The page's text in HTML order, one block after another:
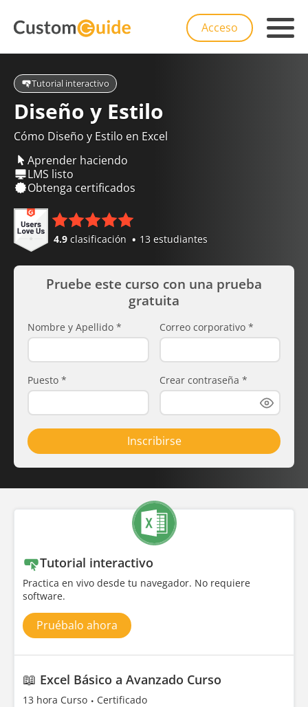
Acceso
Tutorial interactivo
Diseño y Estilo
Cómo Diseño y Estilo en Excel
Aprender haciendo
LMS listo
Obtenga certificados
4.9 clasificación 13 estudiantes
Pruebe este curso con una prueba
gratuita
Nombre y Apellido * Correo corporativo *
Puesto * Crear contraseña *
Inscribirse
Tutorial interactivo
Practica en vivo desde tu navegador. No requiere
software.
Pruébalo ahora
📖 Excel Básico a Avanzado Curso
13 hora Curso Certificado